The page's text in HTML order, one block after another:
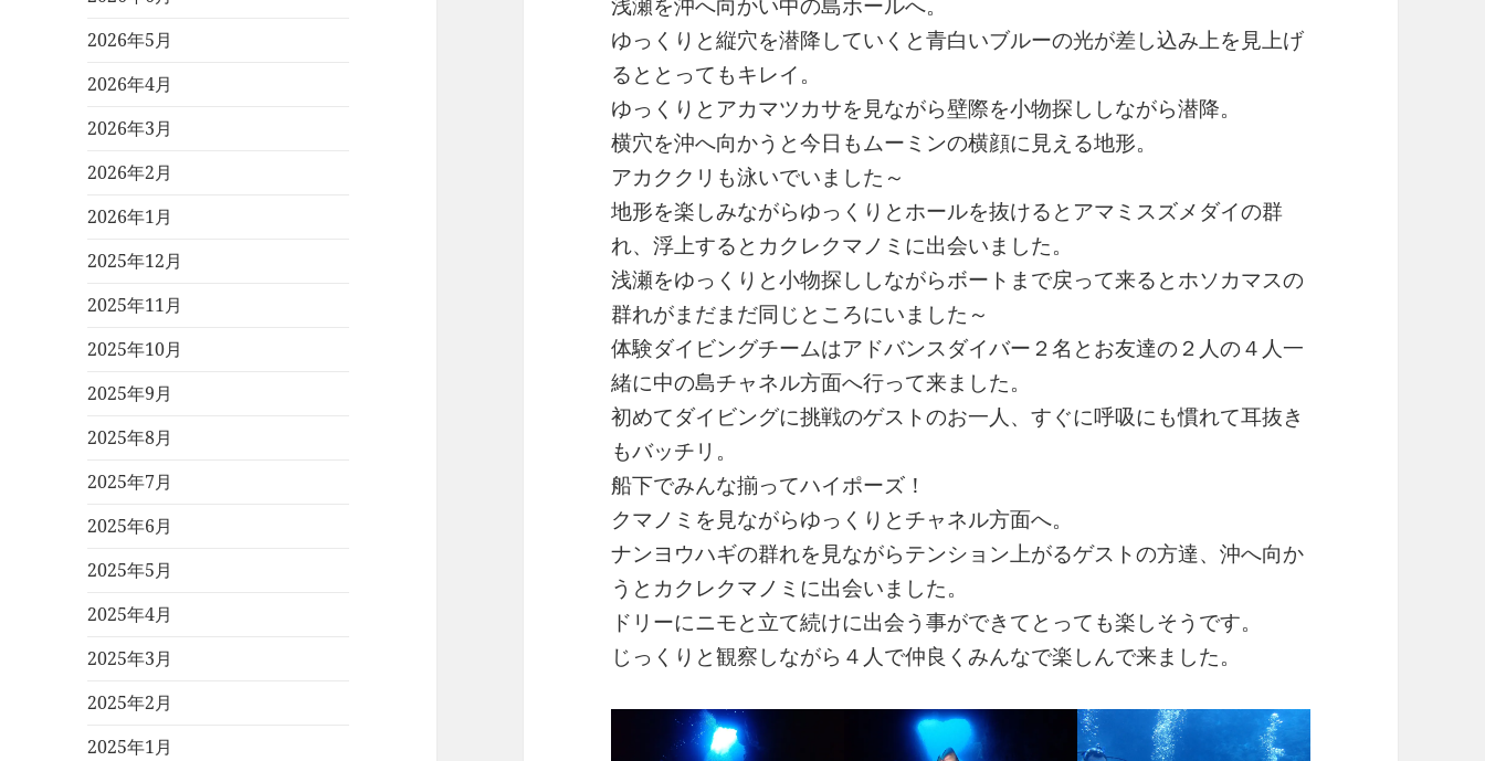
2026年5月
2026年4月
2026年3月
2026年2月
2026年1月
2025年12月
2025年11月
2025年10月
2025年9月
2025年8月
2025年7月
2025年6月
2025年5月
2025年4月
2025年3月
2025年2月
2025年1月
ゆっくりと縦穴を潜降していくと青白いブルーの光が差し込み上を見上げ
るととってもキレイ。
ゆっくりとアカマツカサを見ながら壁際を小物探ししながら潜降。
横穴を沖へ向かうと今日もムーミンの横顔に見える地形。
アカククリも泳いでいました～
地形を楽しみながらゆっくりとホールを抜けるとアマミスズメダイの群
れ、浮上するとカクレクマノミに出会いました。
浅瀬をゆっくりと小物探ししながらボートまで戻って来るとホソカマスの
群れがまだまだ同じところにいました～
体験ダイビングチームはアドバンスダイバー２名とお友達の２人の４人一
緒に中の島チャネル方面へ行って来ました。
初めてダイビングに挑戦のゲストのお一人、すぐに呼吸にも慣れて耳抜き
もバッチリ。
船下でみんな揃ってハイポーズ！
クマノミを見ながらゆっくりとチャネル方面へ。
ナンヨウハギの群れを見ながらテンション上がるゲストの方達、沖へ向か
うとカクレクマノミに出会いました。
ドリーにニモと立て続けに出会う事ができてとっても楽しそうです。
じっくりと観察しながら４人で仲良くみんなで楽しんで来ました。